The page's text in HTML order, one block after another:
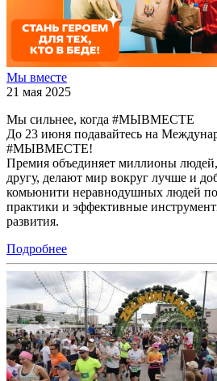
Мы вместе
21 мая 2025
Мы сильнее, когда #МЫВМЕСТЕ
До 23 июня подавайтесь на
#МЫВМЕСТЕ!
Премия объединяет миллионы
другу, делают мир вокруг лучше и
комьюнити неравнодушных людей
практики и эффективные
развития.
Подробнее